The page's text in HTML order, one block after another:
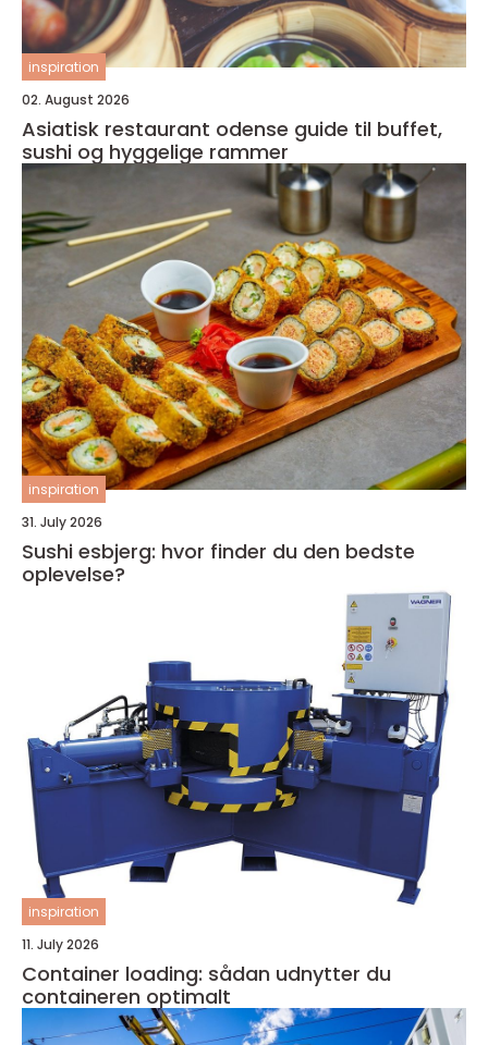
inspiration
02. August 2026
Asiatisk restaurant odense guide til buffet,
sushi og hyggelige rammer
inspiration
31. July 2026
Sushi esbjerg: hvor finder du den bedste
oplevelse?
inspiration
11. July 2026
Container loading: sådan udnytter du
containeren optimalt